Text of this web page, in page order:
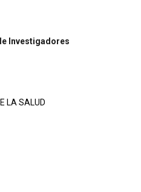
Investigadores
DE LA SALUD